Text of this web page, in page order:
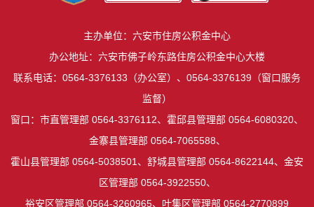
主办单位：六安市住房公积金中心
办公地址：六安市佛子岭东路住房公积金中心大楼
联系电话：0564-3376133（办公室）、0564-3376139（窗口服务
监督）
窗口：市直管理部 0564-3376112、霍邱县管理部 0564-6080320、
金寨县管理部 0564-7065588、
霍山县管理部 0564-5038501、舒城县管理部 0564-8622144、金安
区管理部 0564-3922550、
裕安区管理部 0564-3260965、叶集区管理部 0564-2770899